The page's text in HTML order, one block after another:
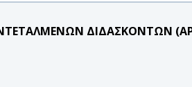
ΔΙΔΑΣΚΟΝΤΩΝ